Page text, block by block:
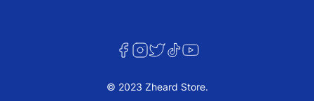
© 2023 Zheard Store.